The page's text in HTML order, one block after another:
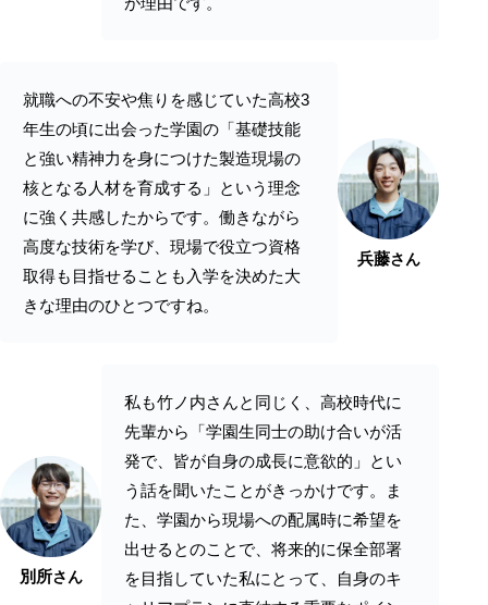
兵藤さん
就職への不安や焦りを感じていた高校3
年生の頃に出会った学園の「基礎技能
と強い精神力を身につけた製造現場の
核となる人材を育成する」という理念
に強く共感したからです。働きながら
高度な技術を学び、現場で役立つ資格
取得も目指せることも入学を決めた大
きな理由のひとつですね。
別所さん
私も竹ノ内さんと同じく、高校時代に
先輩から「学園生同士の助け合いが活
発で、皆が自身の成長に意欲的」とい
う話を聞いたことがきっかけです。ま
た、学園から現場への配属時に希望を
出せるとのことで、将来的に保全部署
を目指していた私にとって、自身のキ